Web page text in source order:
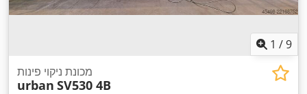
1 /9
מכונת ניקוי פינות
urban SV530 4B